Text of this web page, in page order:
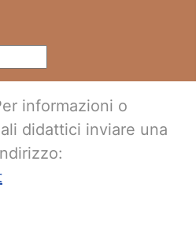
informazioni o
didattici inviare una